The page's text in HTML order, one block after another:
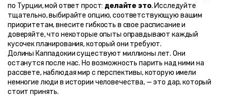
по Турции, мой ответ прост: делайте это. Исследуйте
тщательно, выбирайте опцию, соответствующую вашим
приоритетам, внесите гибкость в свое расписание и
доверяйте, что некоторые опыты оправдывают каждый
кусочек планирования, который они требуют.
Долины Каппадокии существуют миллионы лет. Они
останутся после нас. Но возможность парить над ними на
рассвете, наблюдая мир с перспективы, которую имели
немногие люди в истории человечества, — это дар, который
стоит принять.